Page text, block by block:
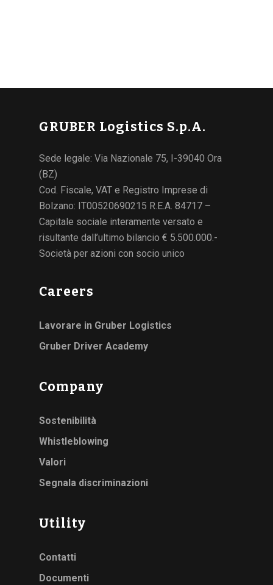
GRUBER Logistics S.p.A.
Sede legale: Via Nazionale 75, I-39040 Ora
(BZ)
Cod. Fiscale, VAT e Registro Imprese di
Bolzano: IT00520690215 R.E.A. 84717 –
Capitale sociale interamente versato e
risultante dall’ultimo bilancio € 5.500.000.-
Società per azioni con socio unico
Careers
Lavorare in Gruber Logistics
Gruber Driver Academy
Company
Sostenibilità
Whistleblowing
Valori
Segnala discriminazioni
Utility
Contatti
Documenti